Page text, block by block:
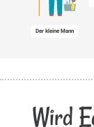
Der kleine Mann
Wird